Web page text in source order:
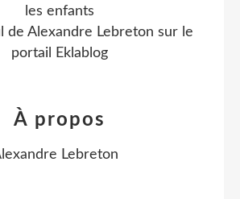
les enfants
de Alexandre Lebreton sur le
portail Eklablog
À propos